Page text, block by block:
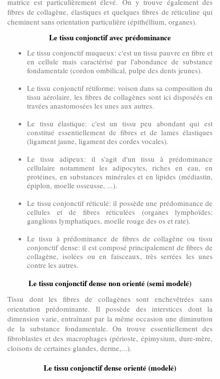
matrice est particulièrement élevé. On y trouve également des
fibres de collagène, élastiques et quelques fibres de réticuline qui
cheminent sans orientation particulière (épithéllium, organes).
Le tissu conjonctif avec prédominance
Le tissu conjonctif muqueux: c'est un tissu pauvre en fibre et
en cellule mais caractérisé par l'abondance de substance
fondamentale (cordon ombilical, pulpe des dents jeunes).
Le tissu conjonctif rétiforme: voison dans sa composition du
tissu aérolaire, les fibres de collagènes sont ici disposéés en
travées anastomosées les unes aux autres.
Le tissu élastique: c'est un tissu peu abondant qui est
constitué essentiellement de fibres et de lames élastiques
(ligament jaune, ligament des cordes vocales).
Le tissu adipeux: il s'agit d'un tissu à prédominance
cellulaire notamment les adipocytes, riches en eau, en
protéines, en substances minérales et en lipides (médiastin,
épiplon, moelle osseusse, ...).
Le tissu conjonctif réticulé: il possède une prédominance de
cellules et de fibres réticulées (organes lymphoïdes:
ganglions lymphatiques, moelle rouge des os et rate).
Le tissu à prédominance de fibres de collagène ou tissu
conjonctif dense: il est composé principalement de fibres de
collagène, isolées ou en faisceaux, très serrées les unes
contre les autres.
Le tissu conjonctif dense non orienté (semi modelé)
Tissu dont les fibres de collagènes sont enchevêtrées sans
orientation prédominante. Il possède des interstices dont la
dimension varie, entraînant par la même occasion une diminution
de la substance fondamentale. On trouve essentiellement des
fibroblastes et des macrophages (périoste, épimysium, dure-mère,
cloisons de certaines glandes, derme,...).
Le tissu conjonctif dense orienté (modelé)